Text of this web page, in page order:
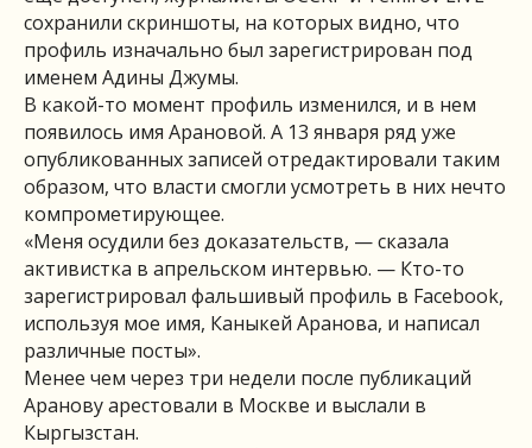
сохранили скриншоты, на которых видно, что
профиль изначально был зарегистрирован под
именем Адины Джумы.
В какой-то момент профиль изменился, и в нем
появилось имя Арановой. А 13 января ряд уже
опубликованных записей отредактировали таким
образом, что власти смогли усмотреть в них нечто
компрометирующее.
«Меня осудили без доказательств, — сказала
активистка в апрельском интервью. — Кто-то
зарегистрировал фальшивый профиль в Facebook,
используя мое имя, Каныкей Аранова, и написал
различные посты».
Менее чем через три недели после публикаций
Аранову арестовали в Москве и выслали в
Кыргызстан.